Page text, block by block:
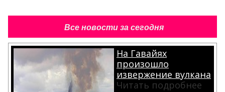
Все новости за сегодня
На Гавайях
произошло
извержение вулкана
Читать подробнее